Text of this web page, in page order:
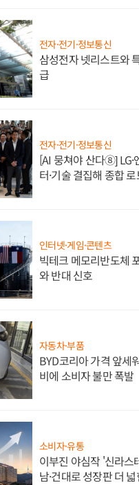
전자·전기·정보통신
삼성전자 넷리스트와
급
전자·전기·정보통신
[AI 뭉쳐야 산다⑧] LG·
터·기술 결집해 종합
인터넷·게임·콘텐츠
빅테크 메모리반도체
와 반대 신호
자동차·부품
BYD코리아 가격 앞세
비에 소비자 불만 폭발
소비자·유통
이부진 야심작 '신라스
남·건대로 성장판 더